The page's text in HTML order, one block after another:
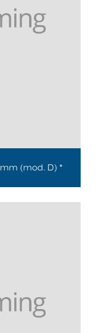
(mod. D) *